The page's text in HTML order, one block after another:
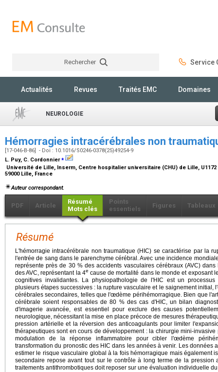
Rechercher Service
Actualités Revues Traités EMC Domaines
NEUROLOGIE
Hémorragies intracérébrales non
[17-046-B-86] - Doi : 10.1016/S0246-0378(25)49254-9
L. Puy, C. Cordonnier⁎
Université de Lille, Inserm, Centre hospitalier universitaire (CHU) de Lille,
59000 Lille, France
Auteur correspondant.
PDF Article
Résumé
Mots clés
Points
essentiels
Figures Tableaux
Résumé
L'hémorragie intracérébrale non traumatique (HIC) se caractérise par la
l'entrée de sang dans le parenchyme cérébral. Avec une incidence
représente près de 30 % des accidents vasculaires cérébraux (AVC)
des AVC, représentant la 4e cause de mortalité dans le monde et exposant
cognitives invalidantes. La physiopathologie de l'HIC est un
plusieurs étapes successives : la rupture vasculaire et le saignement initial,
cérébrales secondaires, telles que l'œdème périhémorragique. Bien que
cérébrale soient responsables de 80 % des cas d'HIC, un bilan
d'imagerie avancée, est essentiel pour exclure des causes
neurologique, nécessitant la mise en place précoce de mesures
pression artérielle et la réversion des anticoagulants pour limiter
thérapeutiques sont en cours de développement : la chirurgie mini-
modulation de la réponse inflammatoire pour cibler l'œdème
transformation du pronostic des HIC dans les années à venir. Les données
estimer le risque vasculaire global à la fois hémorragique mais également
secondaire repose avant tout sur le contrôle à long terme de la pression
traitements antithrombotiques doit reposer sur une évaluation individuelle